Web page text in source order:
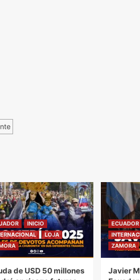
INICIO
LOJA
de USD 50 millones
ECUADOR
ZAMORA
Javier